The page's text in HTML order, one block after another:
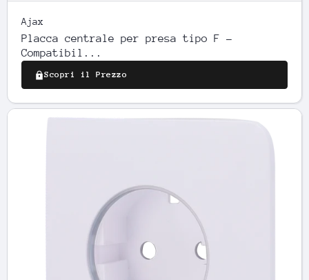
Ajax
Placca centrale per presa tipo F -
Compatibil...
Scopri il Prezzo